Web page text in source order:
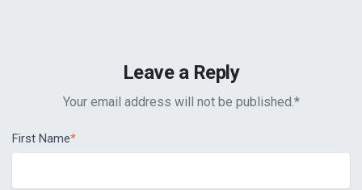
Leave a Reply
Your email address will not be published.*
First Name*